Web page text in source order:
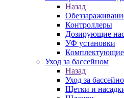
Назад
Контроллеры
Дозирующие
УФ установки
Комплектующие
Уход за бассейном
Назад
Уход за
Щетки и